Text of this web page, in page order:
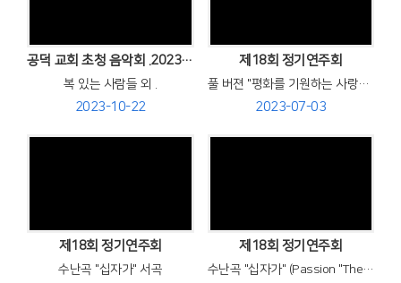
공덕 교회 초청 음악회 .2023,10,22.
복 있는 사람들 외 .
2023-10-22
제18회 정기연주회
풀 버젼 "평화를 기원하는 사랑의 콘서트"
2023-07-03
제18회 정기연주회
수난곡 "십자가" 서곡
제18회 정기연주회
수난곡 "십자가" (Passion "The Cross")